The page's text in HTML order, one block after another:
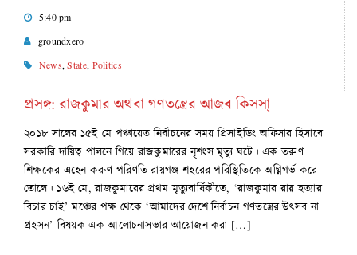
5:40 pm
groundxero
News,State, Politics
প্রসঙ্গ: রাজকুমার অথবা গণতন্ত্রের আজব কিসসা্
২০১৮ সালের ১৫ই মে পঞ্চায়েত নির্বাচনের সময় প্রিসাইডিং অফিসার হিসাবে
সরকারি দায়িত্ব পালনে গিয়ে রাজকুমারের নৃশংস মৃত্যু ঘটে। এক তরুণ
শিক্ষকের এহেন করুণ পরিণতি রায়গঞ্জ শহরের পরিস্থিতিকে অগ্নিগর্ভ করে
তোলে। ১৬ই মে, রাজকুমারের প্রথম মৃত্যুবার্ষিকীতে, ‘রাজকুমার রায় হত্যার
বিচার চাই’ মঞ্চের পক্ষ থেকে ‘আমাদের দেশে নির্বাচন গণতন্ত্রের উৎসব না
প্রহসন’ বিষয়ক এক আলোচনাসভার আয়োজন করা […]